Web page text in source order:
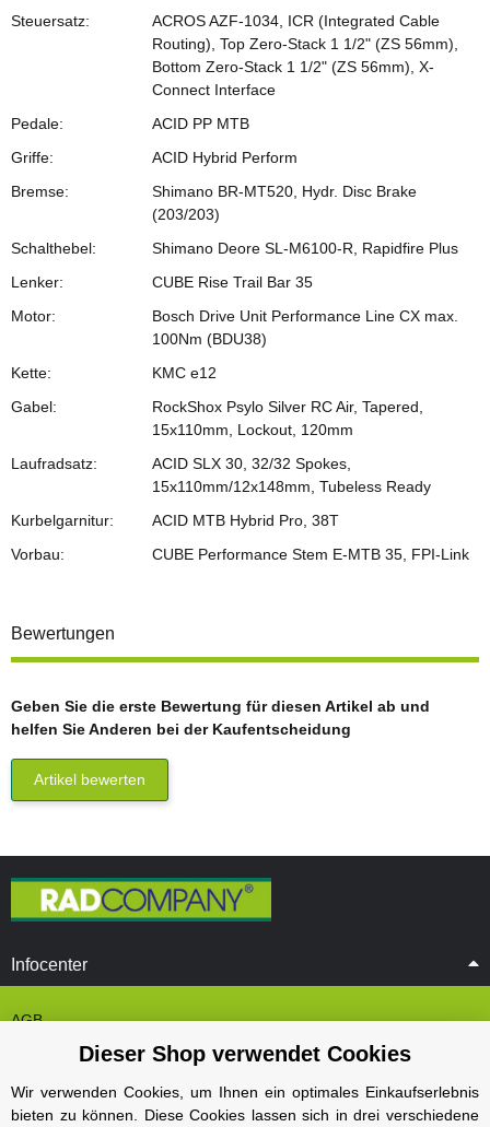
Steuersatz:
ACROS AZF-1034, ICR (Integrated Cable
Routing), Top Zero-Stack 1 1/2" (ZS 56mm),
Bottom Zero-Stack 1 1/2" (ZS 56mm), X-
Connect Interface
Pedale:
ACID PP MTB
Griffe:
ACID Hybrid Perform
Bremse:
Shimano BR-MT520, Hydr. Disc Brake
(203/203)
Schalthebel:
Shimano Deore SL-M6100-R, Rapidfire Plus
Lenker:
CUBE Rise Trail Bar 35
Motor:
Bosch Drive Unit Performance Line CX max.
100Nm (BDU38)
Kette:
KMC e12
Gabel:
RockShox Psylo Silver RC Air, Tapered,
15x110mm, Lockout, 120mm
Laufradsatz:
ACID SLX 30, 32/32 Spokes,
15x110mm/12x148mm, Tubeless Ready
Kurbelgarnitur:
ACID MTB Hybrid Pro, 38T
Vorbau:
CUBE Performance Stem E-MTB 35, FPI-Link
Bewertungen
Geben Sie die erste Bewertung für diesen Artikel ab und
helfen Sie Anderen bei der Kaufentscheidung
Artikel bewerten
Infocenter
AGB
Cookie Einstelungen
Datenschutz
Impressum
Dieser Shop verwendet Cookies
Wir verwenden Cookies, um Ihnen ein optimales Einkaufserlebnis
bieten zu können. Diese Cookies lassen sich in drei verschiedene